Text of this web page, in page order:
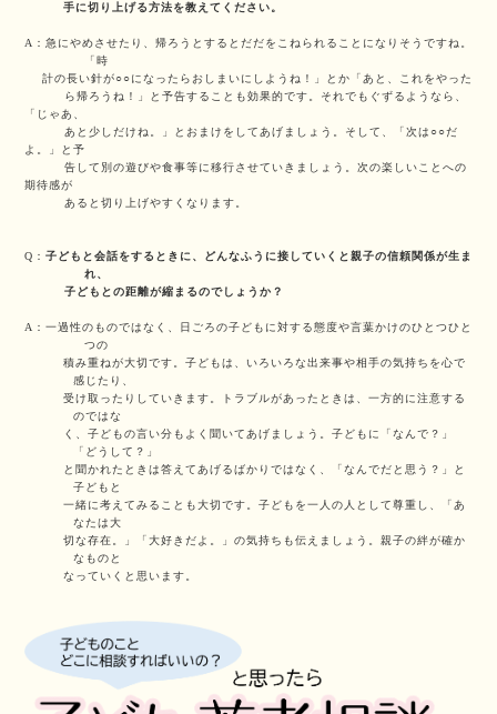
手に切り上げる方法を教えてください。
A：急にやめさせたり、帰ろうとするとだだをこねられることになりそうですね。
「時
計の長い針が○○になったらおしまいにしようね！」とか「あと、これをやった
ら帰ろうね！」と予告することも効果的です。それでもぐずるようなら、
「じゃあ、
あと少しだけね。」とおまけをしてあげましょう。そして、「次は○○だ
よ。」と予
告して別の遊びや食事等に移行させていきましょう。次の楽しいことへの
期待感が
あると切り上げやすくなります。
Q： 子どもと会話をするときに、どんなふうに接していくと親子の信頼関係が生ま
れ、
子どもとの距離が縮まるのでしょうか？
A：一過性のものではなく、日ごろの子どもに対する態度や言葉かけのひとつひと
つの
積み重ねが大切です。子どもは、いろいろな出来事や相手の気持ちを心で
感じたり、
受け取ったりしていきます。トラブルがあったときは、一方的に注意する
のではな
く、子どもの言い分もよく聞いてあげましょう。子どもに「なんで？」
「どうして？」
と聞かれたときは答えてあげるばかりではなく、「なんでだと思う？」と
子どもと
一緒に考えてみることも大切です。子どもを一人の人として尊重し、「あ
なたは大
切な存在。」「大好きだよ。」の気持ちも伝えましょう。親子の絆が確か
なものと
なっていくと思います。